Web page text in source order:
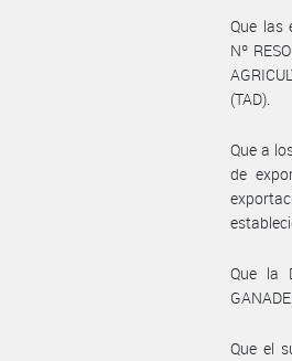
Que las
Nº
(TAD).
Que a
de
Que la
Que el